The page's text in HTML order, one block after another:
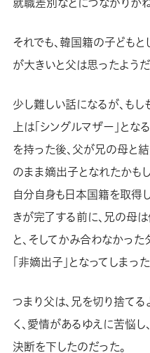
それでも、韓国籍の子ども
が大きいと父は思ったようだ
少し難しい話になるが、も
上は「シングルマザー」と
を持った後、父が兄の母と
のまま嫡出子となれたかも
自分自身も日本国籍を取得
きが完了する前に、兄の母
と、そしてかみ合わなかっ
「非嫡出子」となってしまった
つまり父は、兄を切り捨て
く、愛情があるゆえに苦悩
決断を下したのだった。